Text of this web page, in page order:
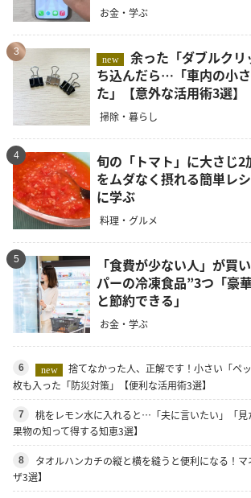
お金・学ぶ
3
new
余った「ダブルクリップ」を車に持
ち込んだら…「車内の小
た」【意外な活用術3選】
掃除・暮らし
4
旬の「トマト」に大さじ2
をムダなく摂れる簡単レ
に学ぶ
料理・グルメ
5
「食費が少ない人」が買
パーの冷凍食品”3つ「豪
と節約できる」
お金・学ぶ
6 new
捨てなかった人、正解です！小さい「ペ
枚も入った「防災対策」【便利な活用術3選】
7
桃をレモン水に入れると…「夫に言いたい」「見
果物の知って得する知恵3選】
8
タオルハンカチの縦と横を縫うと便利になる！
ザ3選】